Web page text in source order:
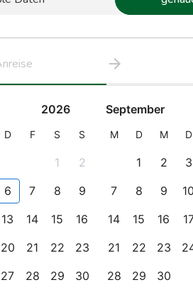
2026
D F S S
1
2
6 7 8
9
13 14 15
16
20 21 22
23
27 28 29
30
September
M D M D
1 2 3
7
8 9 10
14
15 16
21
22 23
28
29 30